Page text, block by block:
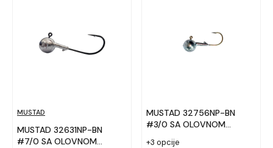
modeli, Udice za mušičarenje, Specijalizovani modeli za
morske grabljivice i teški ribolov.
MUSTAD
MUSTAD 32631NP-BN
#7/0 SA OLOVNOM
MUSTAD 32756NP-BN
#3/0 SA OLOVNOM
+3 opcije